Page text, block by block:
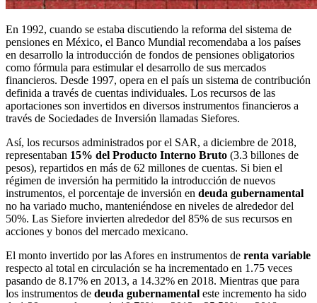
En 1992, cuando se estaba discutiendo la reforma del sistema de
pensiones en México, el Banco Mundial recomendaba a los países
en desarrollo la introducción de fondos de pensiones obligatorios
como fórmula para estimular el desarrollo de sus mercados
financieros. Desde 1997, opera en el país un sistema de contribución
definida a través de cuentas individuales. Los recursos de las
aportaciones son invertidos en diversos instrumentos financieros a
través de Sociedades de Inversión llamadas Siefores.
Así, los recursos administrados por el SAR, a diciembre de 2018,
representaban 15% del Producto Interno Bruto (3.3 billones de
pesos), repartidos en más de 62 millones de cuentas. Si bien el
régimen de inversión ha permitido la introducción de nuevos
instrumentos, el porcentaje de inversión en deuda gubernamental
no ha variado mucho, manteniéndose en niveles de alrededor del
50%. Las Siefore invierten alrededor del 85% de sus recursos en
acciones y bonos del mercado mexicano.
El monto invertido por las Afores en instrumentos de renta variable
respecto al total en circulación se ha incrementado en 1.75 veces
pasando de 8.17% en 2013, a 14.32% en 2018. Mientras que para
los instrumentos de deuda gubernamental este incremento ha sido